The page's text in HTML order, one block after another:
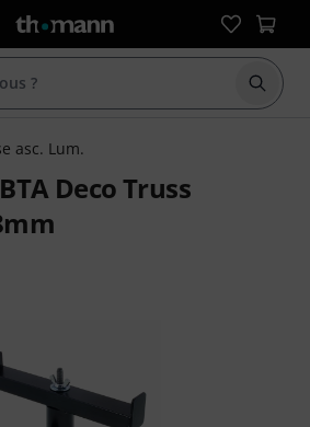
asc. Lum.
Deco Truss
sur 5 d'après 40 évaluations clients